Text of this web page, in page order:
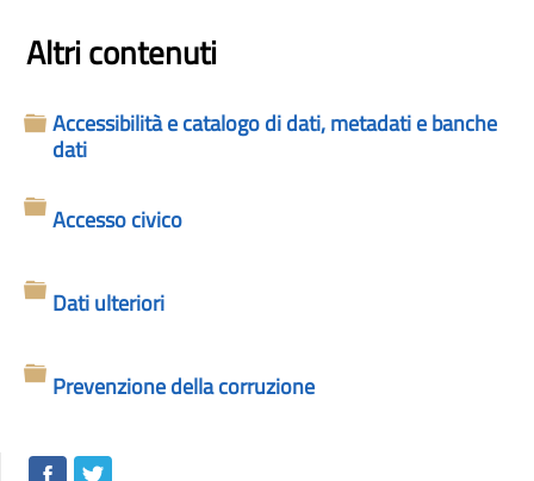
Altri contenuti
Cartella
Accessibilità e catalogo di dati, metadati e banche
dati
Cartella
Accesso civico
Cartella
Dati ulteriori
Cartella
Prevenzione della corruzione